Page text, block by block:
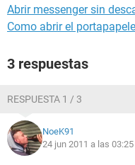
Abrir messenger sin
Como abrir el
3 respuestas
RESPUESTA 1 / 3
NoeK91
24 jun 2011 a las 03:25